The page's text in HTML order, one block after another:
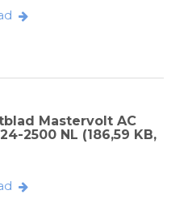
Mastervolt AC
2500 NL (186,59 KB,